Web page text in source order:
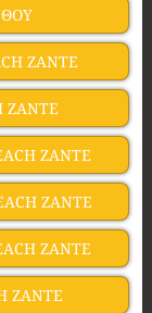
ZANTE
ZANTE
ZANTE
ZANTE
ZANTE
ZANTE